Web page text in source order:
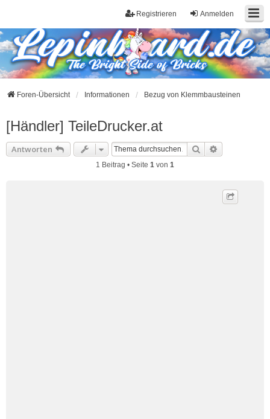
Anmelden
Registrieren
Foren-Übersicht Informationen Bezug von Klemmbausteinen
[Händler] TeileDrucker.at
Antworten Suche
1 Beitrag • Seite 1 von 1